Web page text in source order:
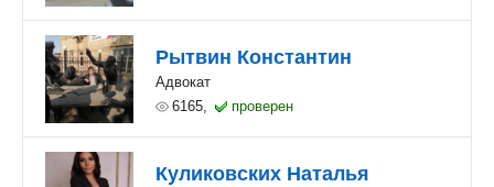
Рытвин Константин
Адвокат
6165,
проверен
Куликовских Наталья